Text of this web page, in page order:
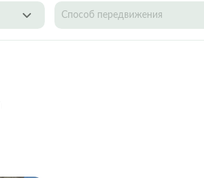
Способ передвижения